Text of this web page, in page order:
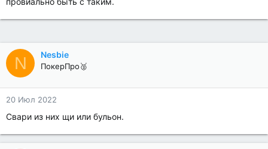
N Nesbie
ПокерПро🥈
20 Июл 2022
Свари из них щи или бульон.